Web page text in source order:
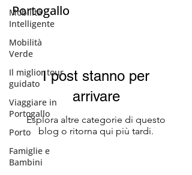
Mobilità
Intelligente
Mobilità
Verde
Il miglior tour
guidato
Viaggiare in
Portogallo
Porto
Famiglie e
Bambini
Portogallo
I post stanno per
arrivare
Esplora altre categorie di questo
blog o ritorna qui più tardi.